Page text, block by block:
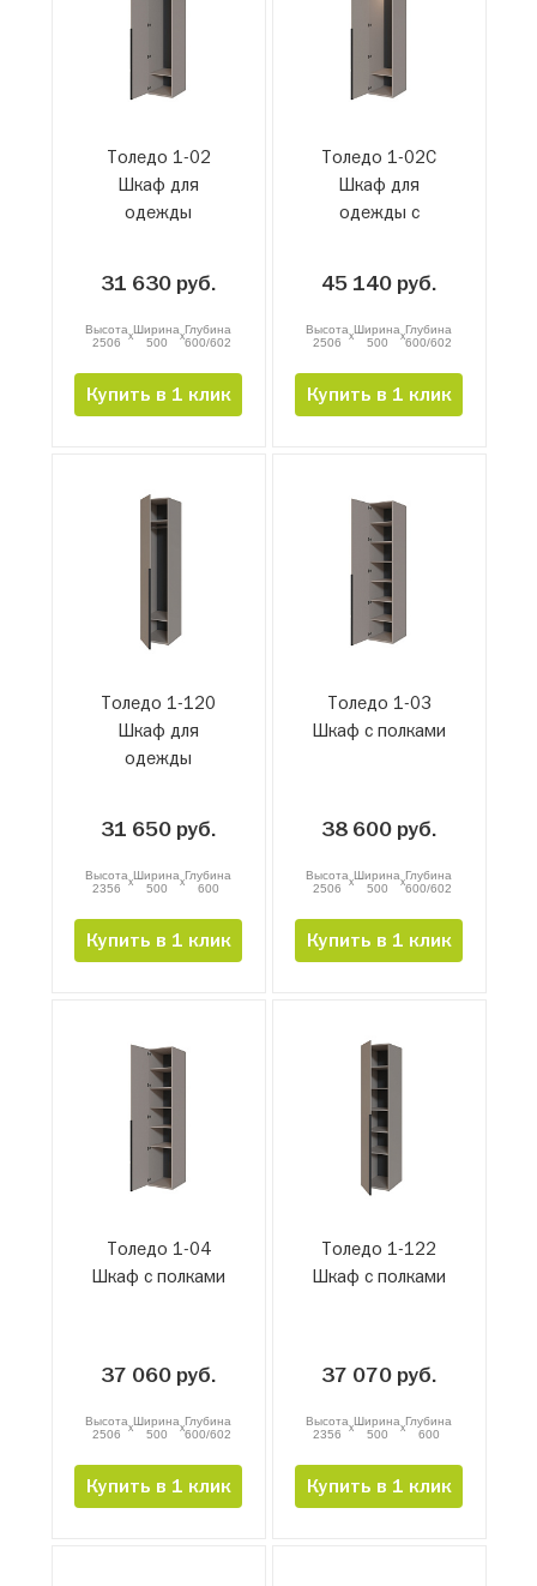
Толедо 1-02
Шкаф для
одежды
31 630 руб.
Высота
2506
xШирина
500
xГлубина
600/602
Купить в 1 клик
Толедо 1-02С
Шкаф для
одежды с
45 140 руб.
Высота
2506
xШирина
500
xГлубина
600/602
Купить в 1 клик
Толедо 1-120
Шкаф для
одежды
31 650 руб.
Высота
2356
xШирина
500
xГлубина
600
Купить в 1 клик
Толедо 1-03
Шкаф с полками
38 600 руб.
Высота
2506
xШирина
500
xГлубина
600/602
Купить в 1 клик
Толедо 1-04
Шкаф с полками
37 060 руб.
Высота
2506
xШирина
500
xГлубина
600/602
Купить в 1 клик
Толедо 1-122
Шкаф с полками
37 070 руб.
Высота
2356
xШирина
500
xГлубина
600
Купить в 1 клик